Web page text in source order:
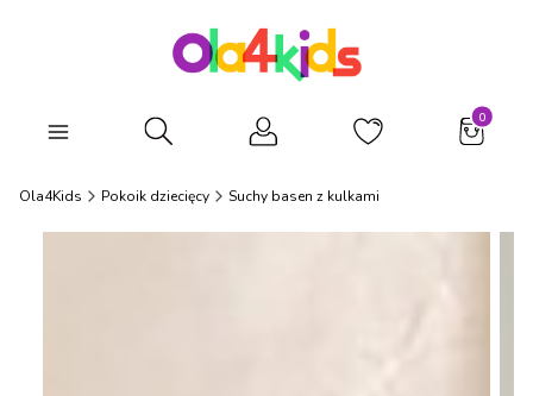
Otwórz wyszukiwarkę
Ola4Kids Pokoik dziecięcy Suchy basen z kulkami